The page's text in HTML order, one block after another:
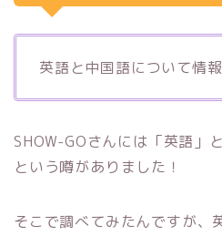
英語と中国語について情
SHOW-GOさんには「英語」
という噂がありました！
そこで調べてみたんですが、